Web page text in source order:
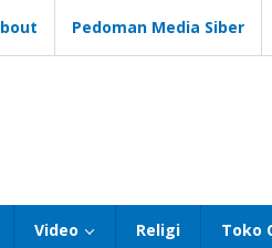
Pedoman Media Siber
Video Religi Toko